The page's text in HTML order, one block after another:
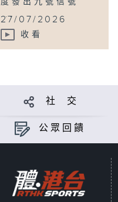
度發出九號信號
...
27/07/2026
收看
社 交
公眾回饋